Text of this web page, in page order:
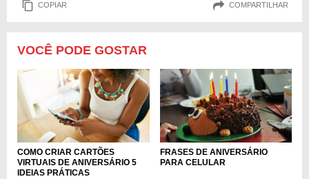
COPIAR COMPARTILHAR
VOCÊ PODE GOSTAR
COMO CRIAR CARTÕES
VIRTUAIS DE ANIVERSÁRIO 5
IDEIAS PRÁTICAS
FRASES DE ANIVERSÁRIO
PARA CELULAR